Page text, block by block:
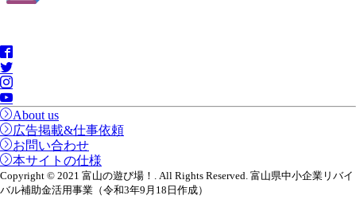
About us
広告掲載&仕事依頼
お問い合わせ
本サイトの仕様
Copyright © 2021 富山の遊び場！. All Rights Reserved. 富山県中小企業リバイ
バル補助金活用事業（令和3年9月18日作成）